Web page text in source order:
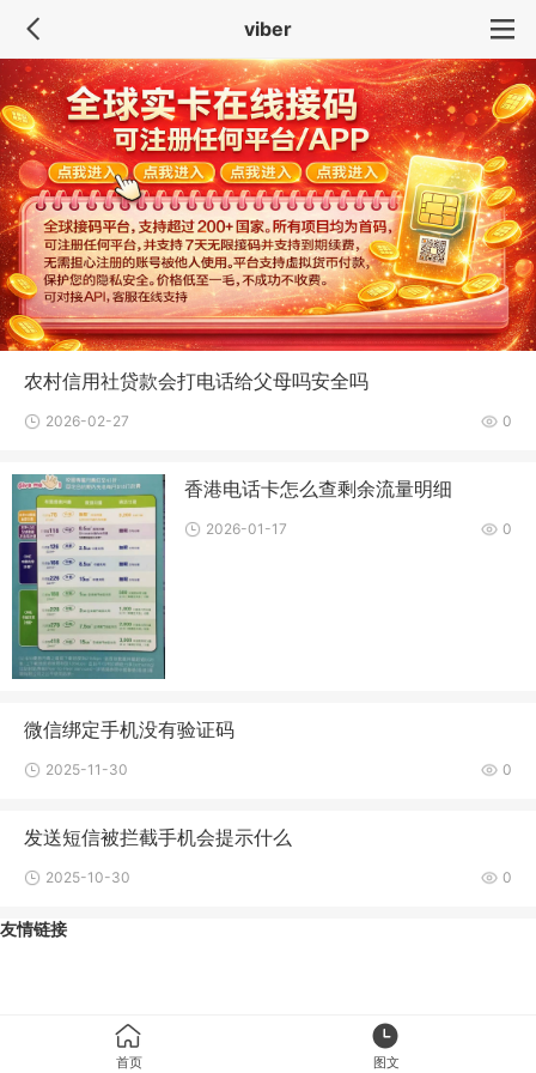
viber
农村信用社贷款会打电话给父母吗安全吗
2026-02-27 0
香港电话卡怎么查剩余流量明细
2026-01-17 0
微信绑定手机没有验证码
2025-11-30 0
发送短信被拦截手机会提示什么
2025-10-30 0
友情链接
首页 图文